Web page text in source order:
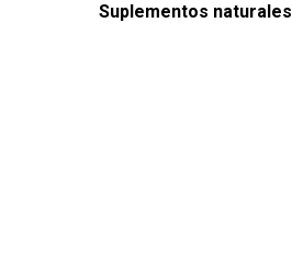
Suplementos naturales